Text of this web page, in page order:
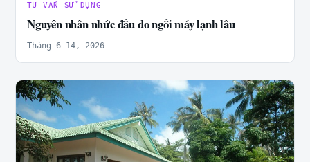
TƯ VẤN SỬ DỤNG
Nguyên nhân nhức đầu do ngồi máy lạnh lâu
Tháng 6 14, 2026